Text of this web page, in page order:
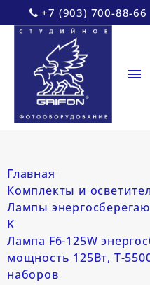
+7 (903) 700-88-66

Главная
Комплекты и
Лампы
K
Лампа F6-125W
мощность 125Вт, Т-
наборов